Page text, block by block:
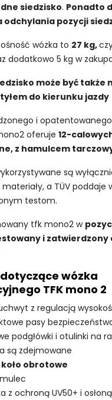
siedzisko. Ponadto
pozycji
wózka to 27 kg,
dodatkowo 5 kg w
może być także
do kierunku jazdy
i
oferuje 12-
z hamulcem
są
a TÜV poddaje
testom.
tfk mono2 w
i zatwierdzony
dotyczące wózka
TFK mono 2
z regulacją
pasy
podgłówki i otulinki na
są zdejmowane
obrotowe
z ochroną UV50+ i osłoną